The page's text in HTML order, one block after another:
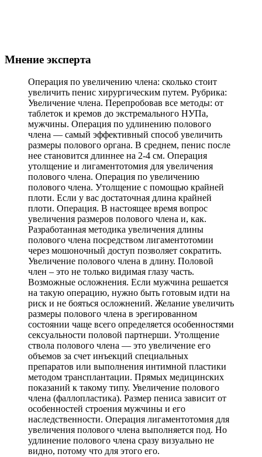
Мнение эксперта
Операция по увеличению члена: сколько стоит
увеличить пенис хирургическим путем. Рубрика:
Увеличение члена. Перепробовав все методы: от
таблеток и кремов до экстремального НУПа,
мужчины. Операция по удлинению полового
члена — самый эффективный способ увеличить
размеры полового органа. В среднем, пенис после
нее становится длиннее на 2-4 см. Операция
утолщение и лигаментотомия для увеличения
полового члена. Операция по увеличению
полового члена. Утолщение с помощью крайней
плоти. Если у вас достаточная длина крайней
плоти. Операция. В настоящее время вопрос
увеличения размеров полового члена и, как.
Разработанная методика увеличения длины
полового члена посредством лигаментотомии
через мошоночный доступ позволяет сократить.
Увеличение полового члена в длину. Половой
член – это не только видимая глазу часть.
Возможные осложнения. Если мужчина решается
на такую операцию, нужно быть готовым идти на
риск и не бояться осложнений. Желание увеличить
размеры полового члена в эрегированном
состоянии чаще всего определяется особенностями
сексуальности половой партнерши. Утолщение
ствола полового члена — это увеличение его
объемов за счет инъекций специальных
препаратов или выполнения интимной пластики
методом трансплантации. Прямых медицинских
показаний к такому типу. Увеличение полового
члена (фаллопластика). Размер пениса зависит от
особенностей строения мужчины и его
наследственности. Операция лигаментотомия для
увеличения полового члена выполняется под. Но
удлинение полового члена сразу визуально не
видно, потому что для этого его.